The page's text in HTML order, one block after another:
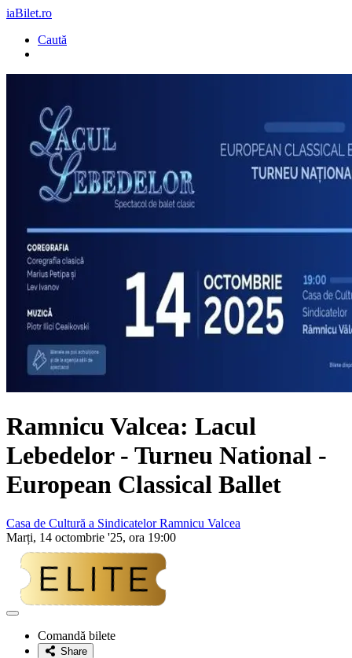
iaBilet.ro
Caută
Ramnicu Valcea: Lacul
Lebedelor - Turneu National -
European Classical Ballet
Casa de Cultură a Sindicatelor Ramnicu Valcea
Marți, 14 octombrie '25, ora 19:00
Adaugă
favoriteComandă bilete
Share